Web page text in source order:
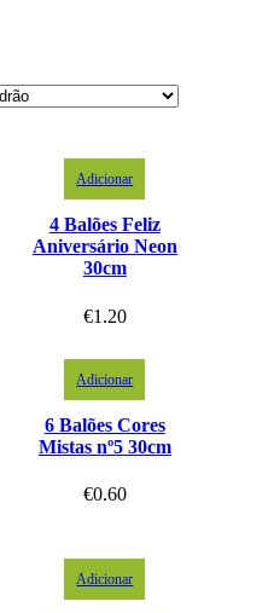
Adicionar
4 Balões Feliz
Aniversário Neon
30cm
€1.20
Adicionar
6 Balões Cores
Mistas nº5 30cm
€0.60
Adicionar